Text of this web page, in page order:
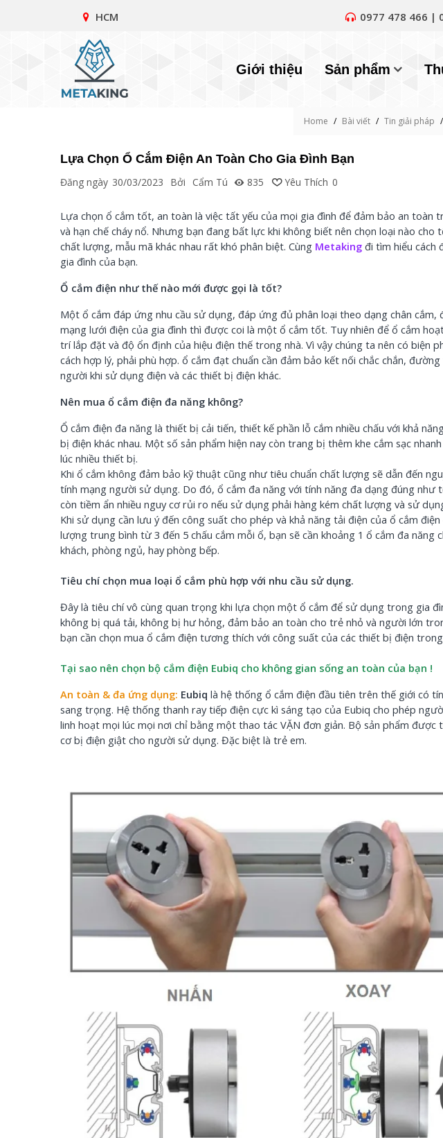
HCM 0977 478 466 |
Giới thiệu Sản phẩm
Home / Bài viết / Tin giải pháp /
Lựa Chọn Ổ Cắm Điện An Toàn Cho Gia Đình Bạn
Đăng ngày 30/03/2023 Bởi Cẩm Tú 835 Yêu Thích 0
Lựa chọn ổ cắm tốt, an toàn là việc tất yếu của mọi gia đình để đảm bảo an
và hạn chế cháy nổ. Nhưng bạn đang bất lực khi không biết nên chọn loại nào
chất lượng, mẫu mã khác nhau rất khó phân biệt. Cùng Metaking đi tìm hiểu cách
gia đình của bạn.
Ổ cắm điện như thế nào mới được gọi là tốt?
Một ổ cắm đáp ứng nhu cầu sử dụng, đáp ứng đủ phân loại theo dạng chân
mạng lưới điện của gia đình thì được coi là một ổ cắm tốt. Tuy nhiên để ổ cắm
trí lắp đặt và độ ổn định của hiệu điện thế trong nhà. Vì vậy chúng ta nên có biện
cách hợp lý, phải phù hợp. ổ cắm đạt chuẩn cần đảm bảo kết nối chắc chắn,
người khi sử dụng điện và các thiết bị điện khác.
Nên mua ổ cắm điện đa năng không?
Ổ cắm điện đa năng là thiết bị cải tiến, thiết kế phần lỗ cắm nhiều chấu với khả
bị điện khác nhau. Một số sản phẩm hiện nay còn trang bị thêm khe cắm sạc nhanh
lúc nhiều thiết bị.
Khi ổ cắm không đảm bảo kỹ thuật cũng như tiêu chuẩn chất lượng sẽ dẫn đến
tính mạng người sử dụng. Do đó, ổ cắm đa năng với tính năng đa dạng đúng như
còn tiềm ẩn nhiều nguy cơ rủi ro nếu sử dụng phải hàng kém chất lượng và sử
Khi sử dụng cần lưu ý đến công suất cho phép và khả năng tải điện của ổ cắm điện
lượng trung bình từ 3 đến 5 chấu cắm mỗi ổ, bạn sẽ cần khoảng 1 ổ cắm đa năng
khách, phòng ngủ, hay phòng bếp.
Tiêu chí chọn mua loại ổ cắm phù hợp với nhu cầu sử dụng.
Đây là tiêu chí vô cùng quan trọng khi lựa chọn một ổ cắm để sử dụng trong gia
không bị quá tải, không bị hư hỏng, đảm bảo an toàn cho trẻ nhỏ và người lớn
bạn cần chọn mua ổ cắm điện tương thích với công suất của các thiết bị điện
Tại sao nên chọn bộ cắm điện Eubiq cho không gian sống an toàn của bạn !
An toàn & đa ứng dụng: Eubiq là hệ thống ổ cắm điện đầu tiên trên thế giới có
sang trọng. Hệ thống thanh ray tiếp điện cực kì sáng tạo của Eubiq cho phép
linh hoạt mọi lúc mọi nơi chỉ bằng một thao tác VẶN đơn giản. Bộ sản phẩm được
cơ bị điện giật cho người sử dụng. Đặc biệt là trẻ em.